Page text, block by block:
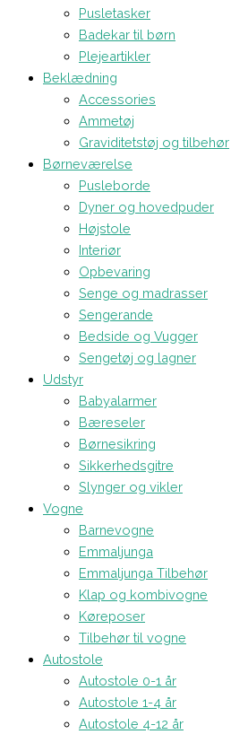
Pusletasker
Badekar til børn
Plejeartikler
Beklædning
Accessories
Ammetøj
Graviditetstøj og tilbehør
Børneværelse
Pusleborde
Dyner og hovedpuder
Højstole
Interiør
Opbevaring
Senge og madrasser
Sengerande
Bedside og Vugger
Sengetøj og lagner
Udstyr
Babyalarmer
Bæreseler
Børnesikring
Sikkerhedsgitre
Slynger og vikler
Vogne
Barnevogne
Emmaljunga
Emmaljunga Tilbehør
Klap og kombivogne
Køreposer
Tilbehør til vogne
Autostole
Autostole 0-1 år
Autostole 1-4 år
Autostole 4-12 år